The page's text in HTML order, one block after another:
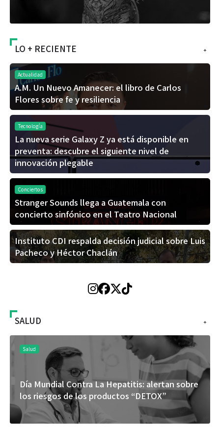
+
LO + RECIENTE
Actualidad
A.M. Un Nuevo Amanecer: el libro de Carlos
Flores sobre fe y resiliencia
Tecnología
La nueva serie Galaxy Z ya está disponible en
preventa: descubre el siguiente nivel de
innovación plegable
Conciertos
Stranger Sounds llega a Guatemala con
concierto sinfónico en el Teatro Nacional
Instituto CDI respalda decisión judicial sobre Luis
Pacheco y Héctor Chaclán
+
SALUD
Salud
Día Mundial Contra La Hepatitis: alertan sobre
los riesgos de los productos “DETOX”